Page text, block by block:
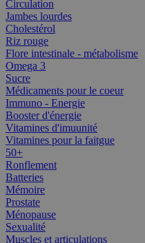
Circulation
Jambes lourdes
Cholestérol
Riz rouge
Flore intestinale - métabolisme
Omega 3
Sucre
Médicaments pour le coeur
Immuno - Energie
Booster d'énergie
Vitamines d'imuunité
Vitamines pour la faitgue
50+
Ronflement
Batteries
Mémoire
Prostate
Ménopause
Sexualité
Muscles et articulations